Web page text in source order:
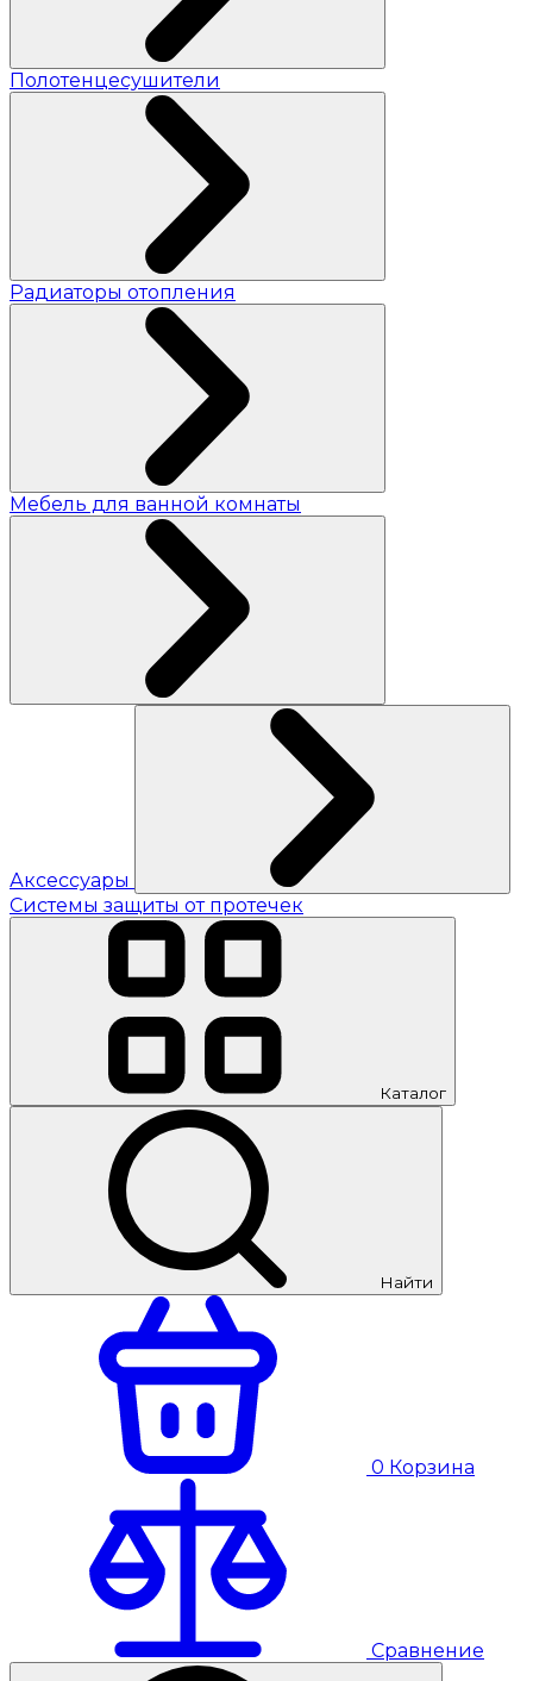
Полотенцесушители
Радиаторы отопления
Мебель для ванной комнаты
Аксессуары
Системы защиты от протечек
Каталог
Найти
0 Корзина
Сравнение